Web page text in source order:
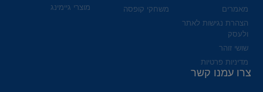
מאמרים
הצהרת נגישות לאתר
ולעסק
שושי זוהר
מדיניות פרטיות
משחקי קופסה
מוצרי גיימינג
צרו עמנו קשר